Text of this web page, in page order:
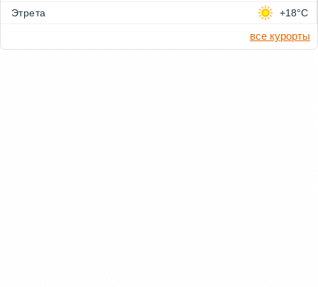
Этрета
+18°C
все курорты